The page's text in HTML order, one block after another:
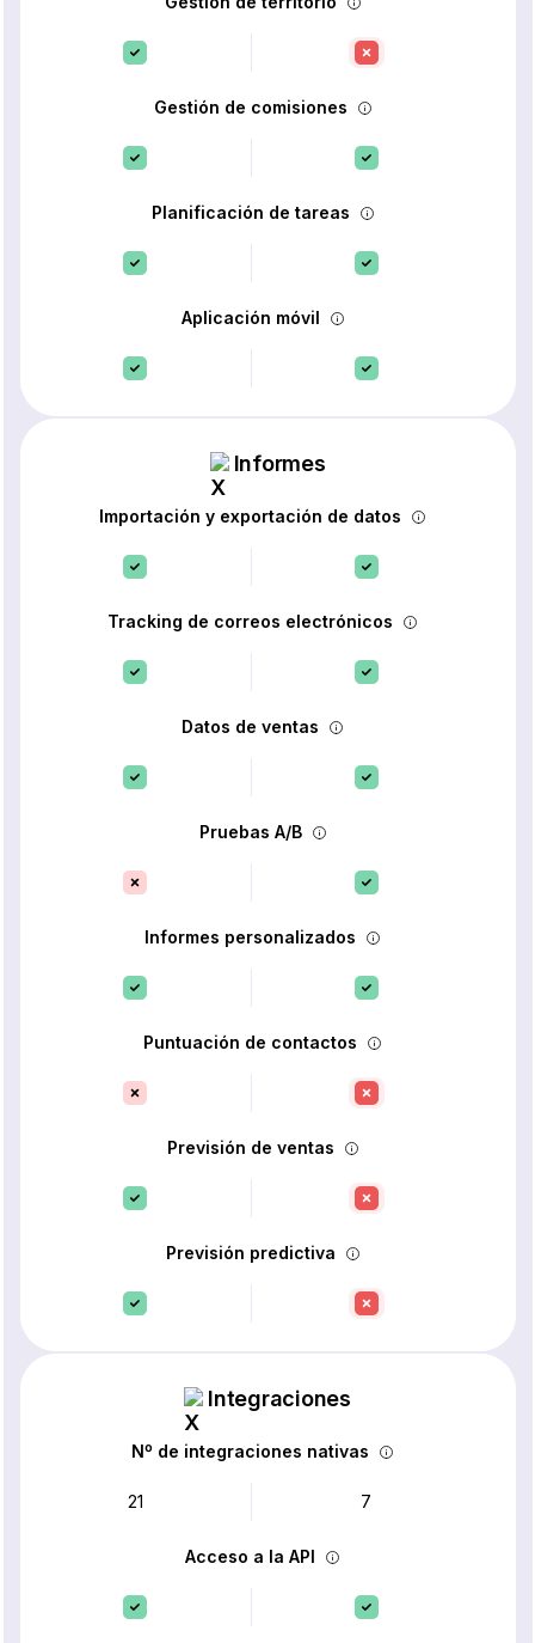
Gestión de comisiones
Planificación de tareas
Aplicación móvil
Informes
Importación y exportación de datos
Tracking de correos electrónicos
Datos de ventas
Pruebas A/B
Informes personalizados
Puntuación de contactos
Previsión de ventas
Previsión predictiva
Integraciones
Nº de integraciones nativas
21 7
Acceso a la API